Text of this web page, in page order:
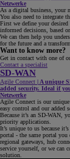
Netzwerke
As a digital business, your
You also need to integrate
First we define your desired
informed decisions, based
We can then help you
for the future and a
Want to know more?
Get in contact with one of
Contact a specialist
SD-WAN
Agile Connect | A unique
added security. Ideal if
Netzwerke
Agile Connect is our
easy control and our added
Because it’s an SD-WAN,
priority applications.
It’s unique to us because
portal - the same portal
regional gateways, hub
service yourself, or we can
solution.